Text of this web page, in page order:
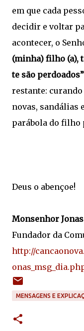
em que cada
decidir e voltar
acontecer, o
(minha) filho (a),
te são perdoados”
restante:
novas, sandálias
parábola do filho
Deus o abençoe!
Monsenhor
Fundador da
http://
MENSAGENS E